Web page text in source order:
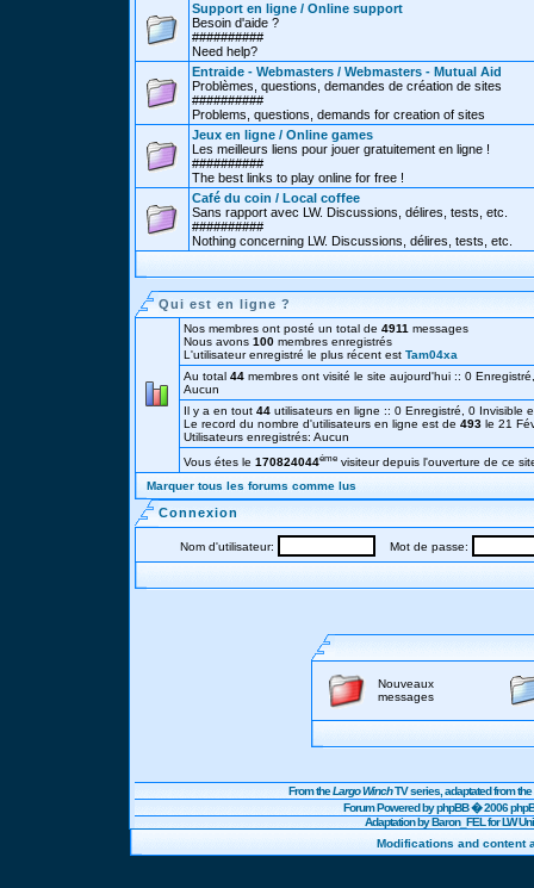
Support en ligne / Online support
Besoin d'aide ?
##########
Need help?
Entraide - Webmasters / Webmasters - Mutual Aid
Problèmes, questions, demandes de création de sites
##########
Problems, questions, demands for creation of sites
Jeux en ligne / Online games
Les meilleurs liens pour jouer gratuitement en ligne !
##########
The best links to play online for free !
Café du coin / Local coffee
Sans rapport avec LW. Discussions, délires, tests, etc.
##########
Nothing concerning LW. Discussions, délires, tests, etc.
Qui est en ligne ?
Nos membres ont posté un total de 4911 messages
Nous avons 100 membres enregistrés
L'utilisateur enregistré le plus récent est Tam04xa
Au total 44 membres ont visité le site aujourd'hui :: 0
Aucun
Il y a en tout 44 utilisateurs en ligne :: 0 Enregistré, 0
Le record du nombre d'utilisateurs en ligne est de 493 le 21
Utilisateurs enregistrés: Aucun
Vous étes le 170824044éme visiteur depuis l'ouverture de ce
Marquer tous les forums comme lus
Connexion
Nom d'utilisateur: Mot de passe:
Nouveaux
messages
From theLargo WinchTV series, adaptated from
Forum Powered byphpBB� 2006
Adaptation by Baron_FEL for LW
Modifications and content